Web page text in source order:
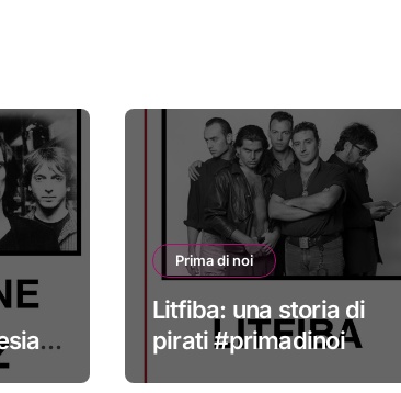
Prima di noi
Litfiba: una storia di
pirati #primadinoi